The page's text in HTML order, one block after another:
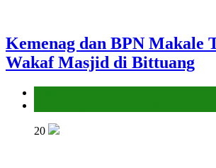
Kemenag dan BPN Makale
Wakaf Masjid di Bittuang
20